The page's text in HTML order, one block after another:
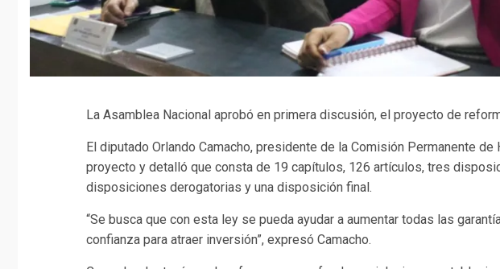
La Asamblea Nacional aprobó en primera discusión, el proyecto de
El diputado Orlando Camacho, presidente de la Comisión Permanente
proyecto y detalló que consta de 19 capítulos, 126 artículos, tres
disposiciones derogatorias y una disposición final.
“Se busca que con esta ley se pueda ayudar a aumentar todas las
confianza para atraer inversión”, expresó Camacho.